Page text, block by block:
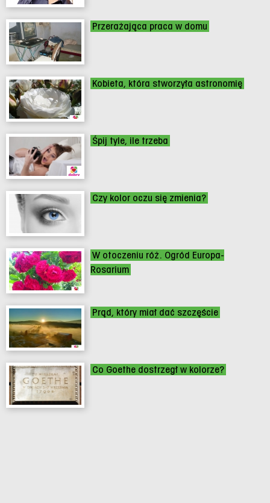
Przerażająca praca w domu
Kobieta, która stworzyła astronomię
Śpij tyle, ile trzeba
Czy kolor oczu się zmienia?
W otoczeniu róż. Ogród Europa-
Rosarium
Prąd, który miał dać szczęście
Co Goethe dostrzegł w kolorze?